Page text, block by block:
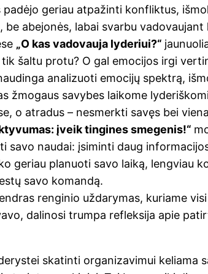
geriau atpažinti konfliktus,
abejonės, labai svarbu vadovaujant
„O kas vadovauja lyderiui?“
šaltu protu? O gal emocijos irgi
analizuoti emocijų spektrą,
žmogaus savybes laikome
o atradus – nesmerkti savęs bei
įveik tingines smegenis!“
savo naudai: įsiminti daug
geriau planuoti savo laiką, lengviau
savo komandą.
renginio uždarymas, kuriame
dalinosi trumpa refleksija apie
skatinti organizavimui keliama